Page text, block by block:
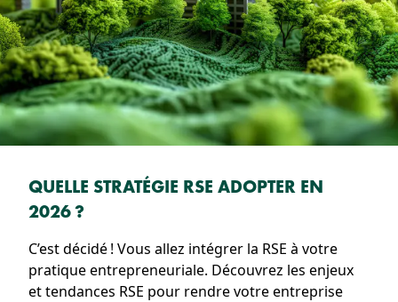
QUELLE STRATÉGIE RSE ADOPTER EN
2026 ?
C’est décidé ! Vous allez intégrer la RSE à votre
pratique entrepreneuriale. Découvrez les enjeux
et tendances RSE pour rendre votre entreprise